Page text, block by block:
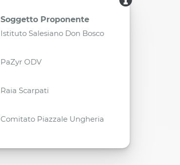
Soggetto Proponente
Istituto Salesiano Don Bosco
PaZyr ODV
Raia Scarpati
Comitato Piazzale Ungheria